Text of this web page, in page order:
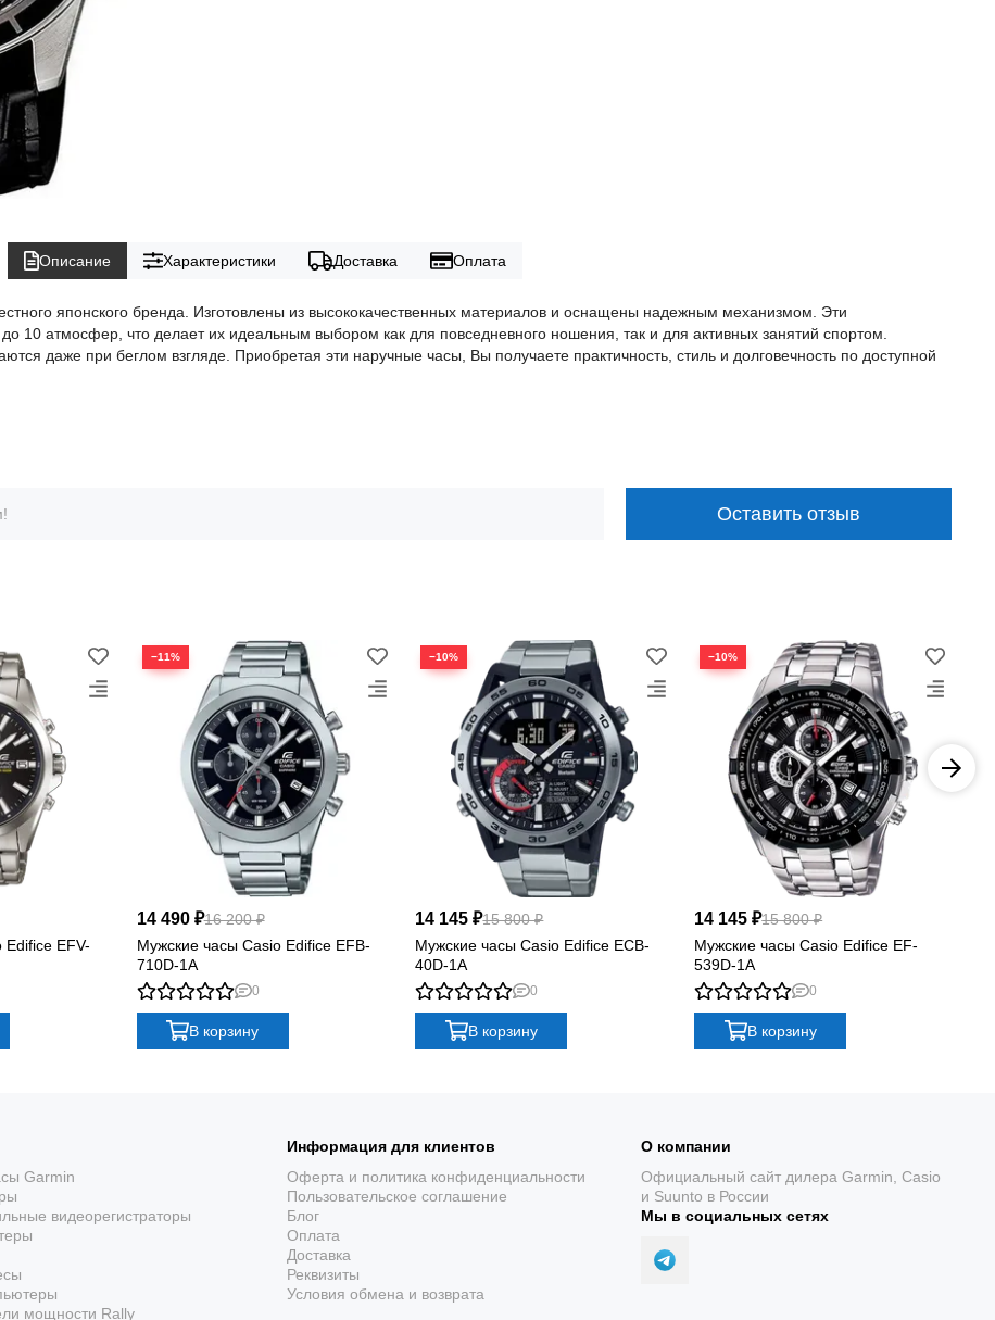
Описание Характеристики Доставка Оплата
японского бренда. Изготовлены из высококачественных материалов и оснащены надежным механизмом. Эти
10 атмосфер, что делает их идеальным выбором как для повседневного ношения, так и для активных занятий спортом.
даже при беглом взгляде. Приобретая эти наручные часы, Вы получаете практичность, стиль и долговечность по доступной
Оставить отзыв
EFV-
−11%
14 490 ₽16 200 ₽
Мужские часы Casio Edifice EFB-
710D-1A
0
В корзину
−10%
14 145 ₽15 800 ₽
Мужские часы Casio Edifice ECB-
40D-1A
0
В корзину
−10%
14 145 ₽15 800 ₽
Мужские часы Casio Edifice EF-
539D-1A
0
В корзину
Garmin
видеорегистраторы
мощности Rally
Информация для клиентов
Оферта и политика конфиденциальности
Пользовательское соглашение
Блог
Оплата
Доставка
Реквизиты
Условия обмена и возврата
О компании
Официальный сайт дилера Garmin, Casio
и Suunto в России
Мы в социальных сетях